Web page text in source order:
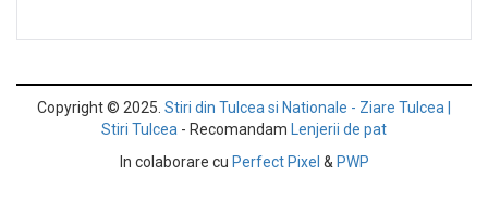
Copyright © 2025. Stiri din Tulcea si Nationale - Ziare Tulcea |
Stiri Tulcea - Recomandam Lenjerii de pat
In colaborare cu Perfect Pixel & PWP